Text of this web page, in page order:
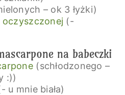
– ok 3 łyżki)
oczyszczonej (-
na babeczki
(schłodzonego –
:))
u mnie biała)